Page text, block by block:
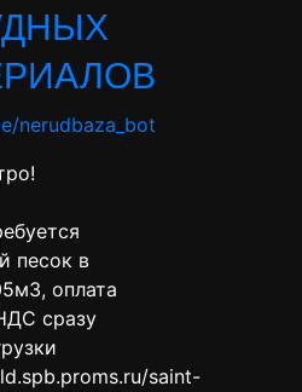
nerudbaza_bot
песок в
оплата
сразу
saint-